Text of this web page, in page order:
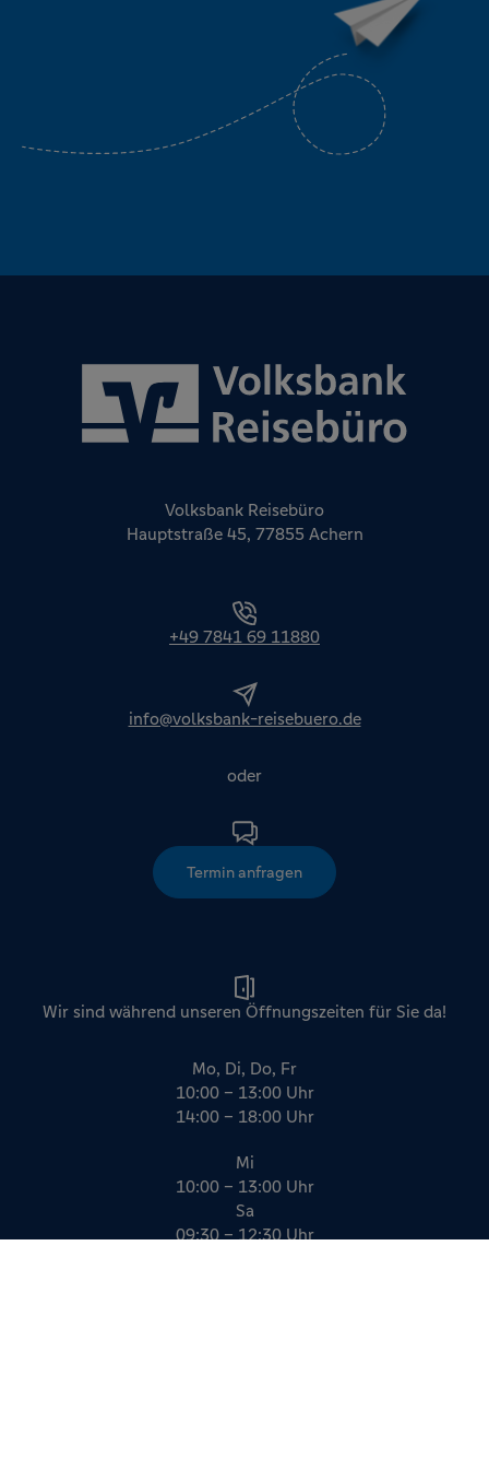
Volksbank Reisebüro
Hauptstraße 45, 77855 Achern
+49 7841 69 11880
info@volksbank-reisebuero.de
oder
Termin anfragen
Wir sind während unseren Öffnungszeiten für Sie da!
Mo, Di, Do, Fr
10:00 – 13:00 Uhr
14:00 – 18:00 Uhr
Mi
10:00 – 13:00 Uhr
Sa
09:30 – 12:30 Uhr